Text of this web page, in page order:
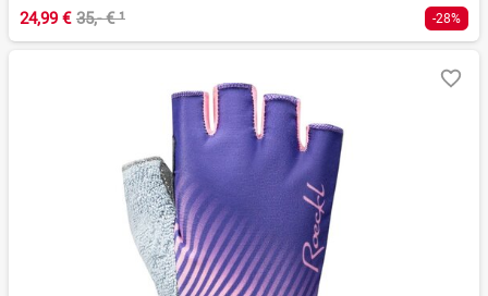
24,99 € 35,- €¹ -28%